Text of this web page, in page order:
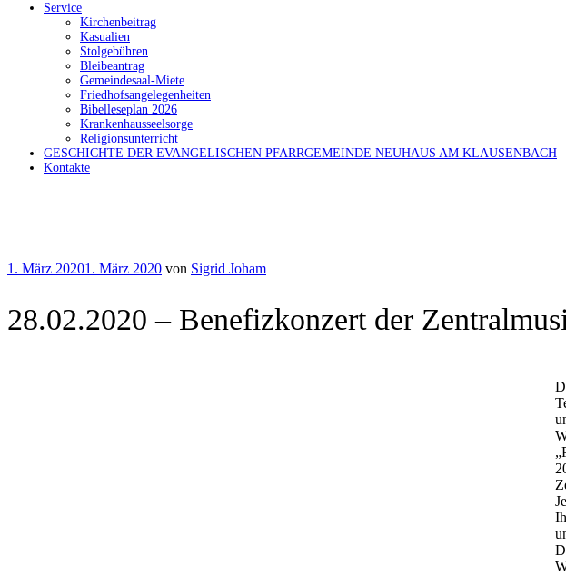
Service
Kirchenbeitrag
Kasualien
Stolgebühren
Bleibeantrag
Gemeindesaal-Miete
Friedhofsangelegenheiten
Bibelleseplan 2026
Krankenhausseelsorge
Religionsunterricht
GESCHICHTE DER EVANGELISCHEN PFARRGEMEINDE NEUHAUS AM KLAUSENBACH
Kontakte
Veröffentlicht
1. März 20201. März 2020 von Sigrid Joham
28.02.2020 – Benefizkonzert der